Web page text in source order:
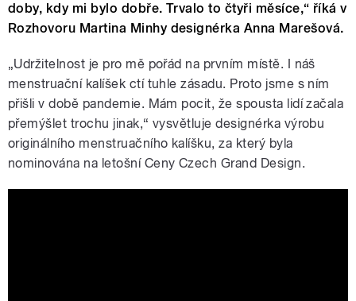
doby, kdy mi bylo dobře. Trvalo to čtyři měsíce,“ říká v
Rozhovoru Martina Minhy designérka Anna Marešová.
„Udržitelnost je pro mě pořád na prvním místě. I náš
menstruační kalíšek ctí tuhle zásadu. Proto jsme s ním
přišli v době pandemie. Mám pocit, že spousta lidí začala
přemýšlet trochu jinak,“ vysvětluje designérka výrobu
originálního menstruačního kalíšku, za který byla
nominována na letošní Ceny Czech Grand Design.